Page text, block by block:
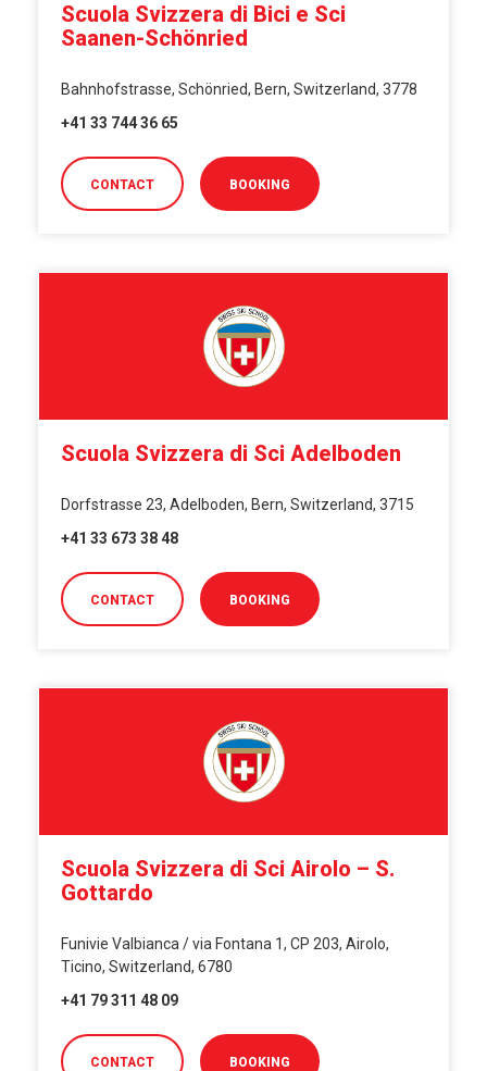
Scuola Svizzera di Bici e Sci
Saanen-Schönried
Bahnhofstrasse, Schönried, Bern, Switzerland, 3778
+41 33 744 36 65
CONTACT BOOKING
Scuola Svizzera di Sci Adelboden
Dorfstrasse 23, Adelboden, Bern, Switzerland, 3715
+41 33 673 38 48
CONTACT BOOKING
Scuola Svizzera di Sci Airolo – S.
Gottardo
Funivie Valbianca / via Fontana 1, CP 203, Airolo,
Ticino, Switzerland, 6780
+41 79 311 48 09
CONTACT BOOKING